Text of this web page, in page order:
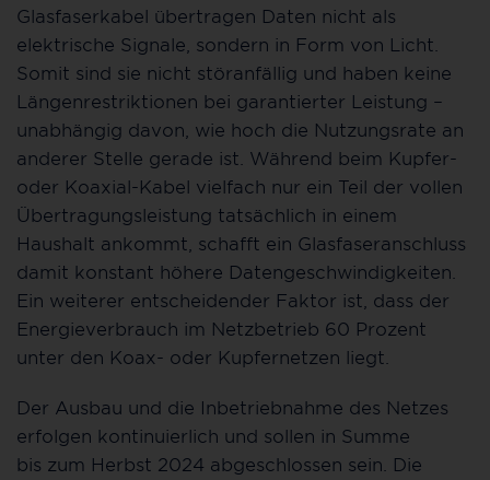
Glasfaserkabel übertragen Daten nicht als
elektrische Signale, sondern in Form von Licht.
Somit sind sie nicht störanfällig und haben keine
Längenrestriktionen bei garantierter Leistung –
unabhängig davon, wie hoch die Nutzungsrate an
anderer Stelle gerade ist. Während beim Kupfer-
oder Koaxial-Kabel vielfach nur ein Teil der vollen
Übertragungsleistung tatsächlich in einem
Haushalt ankommt, schafft ein Glasfaseranschluss
damit konstant höhere Datengeschwindigkeiten.
Ein weiterer entscheidender Faktor ist, dass der
Energieverbrauch im Netzbetrieb 60 Prozent
unter den Koax- oder Kupfernetzen liegt.
Der Ausbau und die Inbetriebnahme des Netzes
erfolgen kontinuierlich und sollen in Summe
bis zum Herbst 2024 abgeschlossen sein. Die